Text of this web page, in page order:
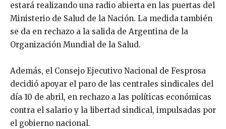
estará realizando una radio abierta en las puertas del
Ministerio de Salud de la Nación. La medida también
se da en rechazo a la salida de Argentina de la
Organización Mundial de la Salud.
Además, el Consejo Ejecutivo Nacional de Fesprosa
decidió apoyar el paro de las centrales sindicales del
día 10 de abril, en rechazo a las políticas económicas
contra el salario y la libertad sindical, impulsadas por
el gobierno nacional.